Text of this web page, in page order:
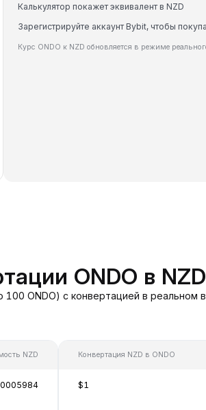
Калькулятор покажет эквивалент в NZD
Зарегистрируйте аккаунт Bybit, чтобы
Курс ONDO к NZD обновляется в режиме
ONDO в NZD
ONDO) с конвертацией в реальном
NZD Конвертация NZD в ONDO
$1